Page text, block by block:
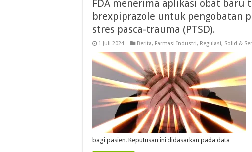
FDA menerima aplikasi obat baru
brexpiprazole untuk pengobatan
stres pasca-trauma (PTSD).
1 Juli 2024 Berita, Farmasi Industri, Regulasi, Solid &
bagi pasien. Keputusan ini didasarkan pada data …